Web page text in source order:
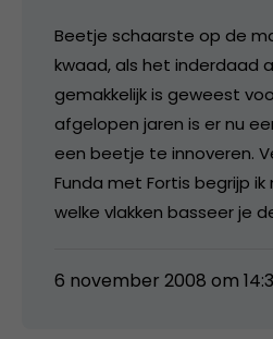
Beetje schaarste op de
kwaad, als het inderdaad
gemakkelijk is geweest
afgelopen jaren is er nu
een beetje te innoveren.
Funda met Fortis begrijp
welke vlakken basseer je
6 november 2008 om